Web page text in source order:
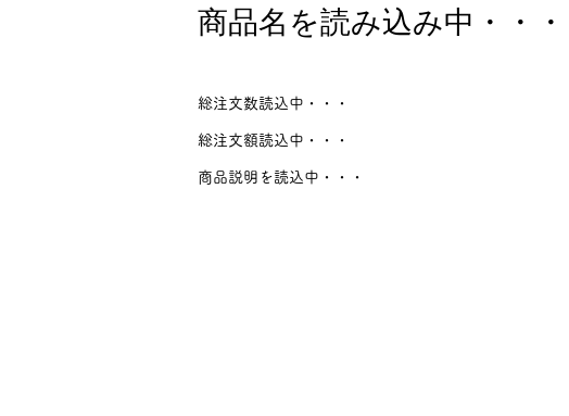
商品名を読み込み中・・・
総注文数読込中・・・
総注文額読込中・・・
商品説明を読込中・・・